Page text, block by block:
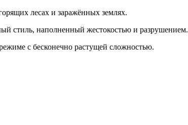
лесах и заражённых землях.
стиль, наполненный жестокостью и разрушением.
с бесконечно растущей сложностью.